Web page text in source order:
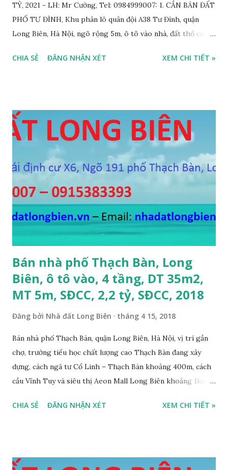
TỶ, 2021 - LH: Mr Cường, Tel: 0984999007: 1. CẦN BÁN ĐẤT
PHỐ TƯ ĐÌNH, Khu phân lô quân đội A38 Tư Đình, quận
Long Biên, Hà Nội, ngõ rộng 5m, ô tô vào nhà, đất thổ cư,
BÁN: 4.2 TỶ, có thương lượng; 2. CẦN BÁN GẤP đất ngõ 134
564 Nguyễn Văn Cừ, Gia Thụy, ô tô cách 15m, DT 112m2, MT
11m, chia 3 suất, hướng Đông Nam, SĐCC, giá bán: 5,7 tỷ, có
thương lượng 4. CẦN BÁN GẤP đất mặt hồ Cự Khối, gần cầu
Thanh Trì, mặt hồ rộng 2ha, đường 6m, DT 110m2, MT 6m,
hướng Tây Nam, SĐCC, giá bán: 5.5 tỷ, có thương lượng; 5.
CẦN BÁN GẤP đất đấu giá A1A2A3 Cự Khối, gần cầu Thanh
Trì, đường 8.5m, DT 66m2, MT 5.5m, hướng Đông Bắc, SĐCC,
giá bán: 4.2 tỷ, có thương lượng; 6. CẦN BÁN GẤP đất Ngõ 38
phố Tư Đình, gần đường Cổ Linh, ngõ 3m, DT...
CHIA SẺ ĐĂNG NHẬN XÉT XEM CHI TIẾT »
Bán nhà phố Thạch Bàn, Long
Biên, ô tô vào, 4 tầng, DT 35m2,
MT 5m, SĐCC, 2,2 tỷ, SĐCC, 2018
Đăng bởi Nhà đất Long Biên tháng 4 15, 2018
Bán nhà phố Thạch Bàn, quận Long Biên, Hà Nội, vị trí gần
chợ, trường tiểu học chất lượng cao Thạch Bàn đang xây
dựng, cách ngã tư Cổ Linh – Thạch Bàn khoảng 400m, cách
cầu Vĩnh Tuy và siêu thị Aeon Mall Long Biên khoảng 1km,
4 tầng, diện tích mặt bằng 35m2, mặt tiền 5m, thiết kế 3
trung gian, Môi giới và Quảng cáo trực tuyến ĐÃ BÁN
CHIA SẺ ĐĂNG NHẬN XÉT XEM CHI TIẾT »